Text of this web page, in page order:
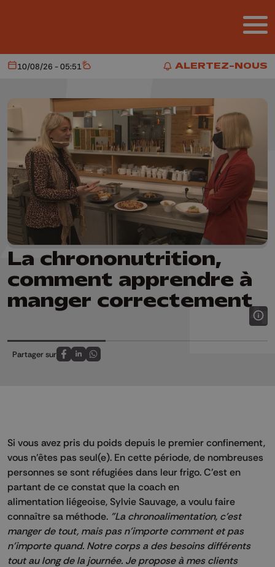
ALERTEZ-NOUS
ALERTEZ-NOUS
Aujourd'hui
10/08/26 - 05:51 Météo
La chrononutrition,
comment apprendre à
manger correctement
Partager sur
Partagez sur FaceBook
Partagez sur LinkedIn
Partagez sur Whatsapp
Si vous avez pris du poids depuis le premier confinement,
vous n’êtes pas seul(e). En cette période, de nombreuses
personnes se sont réfugiées dans leur frigo. C’est en
partant de ce constat que la coach en
alimentation liégeoise, Sylvie Sauvage, a voulu faire
connaître sa méthode. "La chronoalimentation, c'est
manger de tout, mais pas n'importe comment et pas
n'importe quand. Notre corps a des besoins différents
tout au long de la journée. Je propose à mes clients